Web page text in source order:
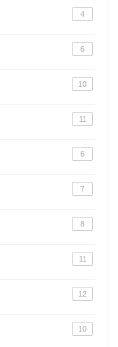
4
6
10
11
6
7
8
11
12
10